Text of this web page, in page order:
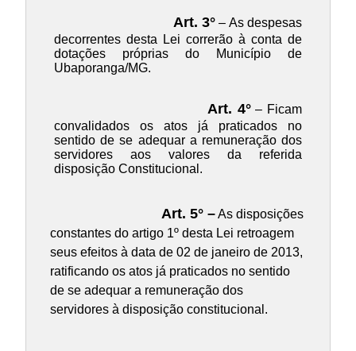
Art. 3° – As despesas
decorrentes desta Lei correrão à conta de
dotações próprias do Município de
Ubaporanga/MG.
Art. 4°– Ficam
convalidados os atos já praticados no
sentido de se adequar a remuneração dos
servidores aos valores da referida
disposição Constitucional.
Art. 5° –As disposições
constantes do artigo 1º desta Lei retroagem
seus efeitos à data de 02 de janeiro de 2013,
ratificando os atos já praticados no sentido
de se adequar a remuneração dos
servidores à disposição constitucional.